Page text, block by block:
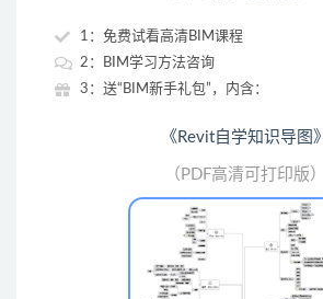
1：免费试看高清BIM课程
2：BIM学习方法咨询
3：送“BIM新手礼包”，内含：
《Revit自学知识导图》
（PDF高清可打印版）